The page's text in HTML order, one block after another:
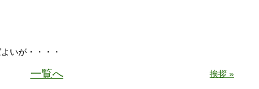
いが・・・・
一覧へ 挨拶 »